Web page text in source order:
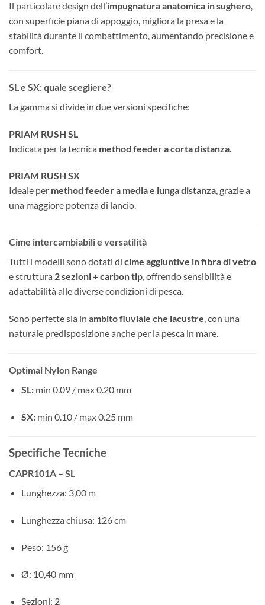
Il particolare design dell’impugnatura anatomica in sughero,
con superficie piana di appoggio, migliora la presa e la
stabilità durante il combattimento, aumentando precisione e
comfort.
SL e SX: quale scegliere?
La gamma si divide in due versioni specifiche:
PRIAM RUSH SL
Indicata per la tecnica method feeder a corta distanza
PRIAM RUSH SX
Ideale per method feeder a media e lunga distanza, grazie a
una maggiore potenza di lancio.
Cime intercambiabili e versatilità
Tutti i modelli sono dotati di cime aggiuntive in fibra di vetro
e struttura 2 sezioni + carbon tip, offrendo sensibilità e
adattabilità alle diverse condizioni di pesca.
Sono perfette sia in ambito fluviale che lacustre, con una
naturale predisposizione anche per la pesca in mare.
Optimal Nylon Range
SL:min 0.09 / max 0.20 mm
SX:min 0.10 / max 0.25 mm
Specifiche Tecniche
CAPR101A – SL
Lunghezza: 3,00 m
Lunghezza chiusa: 126 cm
Peso: 156 g
Ø: 10,40 mm
Sezioni: 2